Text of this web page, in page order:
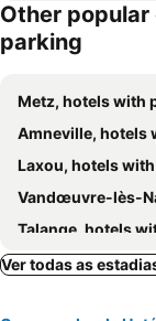
Comfort Hotel Cecil
Alerion Centre
B&B HOTEL Metz
Other
parking
Metz, hotels with
Amneville, hotels
Laxou, hotels
Vandœuvre-lès-Nancy,
Talange, hotels
Woippy, hotels
Ver todas as